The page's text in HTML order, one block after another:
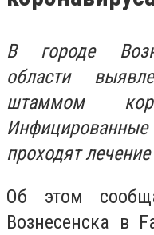
В городе
области
штаммом
проходят
Об этом
Вознесенска в